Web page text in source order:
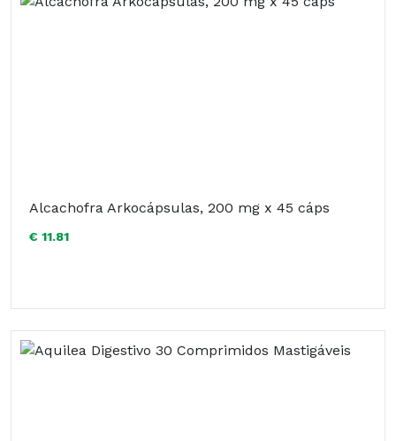
Alcachofra Arkocápsulas, 200 mg x 45 cáps
€ 11.81